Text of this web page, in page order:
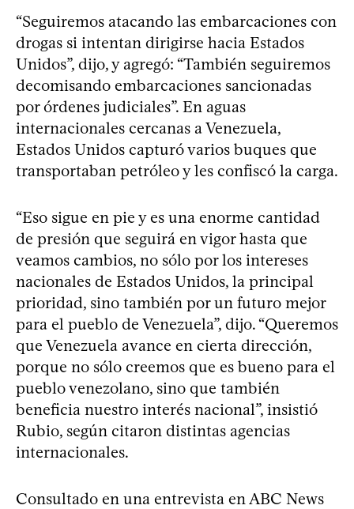
“Seguiremos atacando las embarcaciones con
drogas si intentan dirigirse hacia Estados
Unidos”, dijo, y agregó: “También seguiremos
decomisando embarcaciones sancionadas
por órdenes judiciales”. En aguas
internacionales cercanas a Venezuela,
Estados Unidos capturó varios buques que
transportaban petróleo y les confiscó la carga.
“Eso sigue en pie y es una enorme cantidad
de presión que seguirá en vigor hasta que
veamos cambios, no sólo por los intereses
nacionales de Estados Unidos, la principal
prioridad, sino también por un futuro mejor
para el pueblo de Venezuela”, dijo. “Queremos
que Venezuela avance en cierta dirección,
porque no sólo creemos que es bueno para el
pueblo venezolano, sino que también
beneficia nuestro interés nacional”, insistió
Rubio, según citaron distintas agencias
internacionales.
Consultado en una entrevista en ABC News